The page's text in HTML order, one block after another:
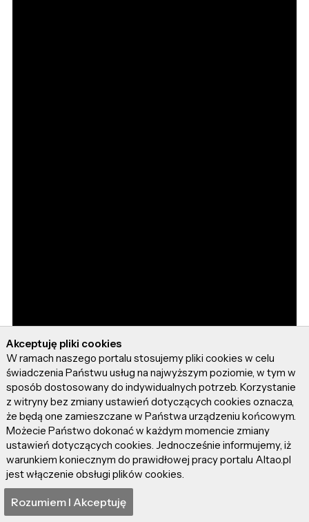
Akceptuję pliki cookies
W ramach naszego portalu stosujemy pliki cookies w celu
świadczenia Państwu usług na najwyższym poziomie, w tym w
sposób dostosowany do indywidualnych potrzeb. Korzystanie
z witryny bez zmiany ustawień dotyczących cookies oznacza,
że będą one zamieszczane w Państwa urządzeniu końcowym.
Możecie Państwo dokonać w każdym momencie zmiany
ustawień dotyczących cookies. Jednocześnie informujemy, iż
warunkiem koniecznym do prawidłowej pracy portalu Altao.pl
jest włączenie obsługi plików cookies.
Rozumiem I Akceptuję